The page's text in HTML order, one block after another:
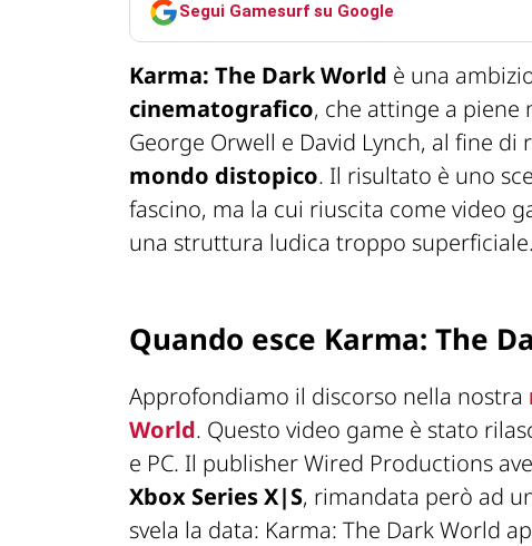
Segui Gamesurf su Google
Karma: The Dark World è una
cinematografico, che attinge a
George Orwell e David Lynch, al fine
mondo distopico. Il risultato è uno
fascino, ma la cui riuscita come video
una struttura ludica troppo superficiale.
Quando esce Karma: The
Approfondiamo il discorso nella nostra
World. Questo video game è stato
e PC. Il publisher Wired Productions
Xbox Series X|S, rimandata però ad
svela la data: Karma: The Dark World